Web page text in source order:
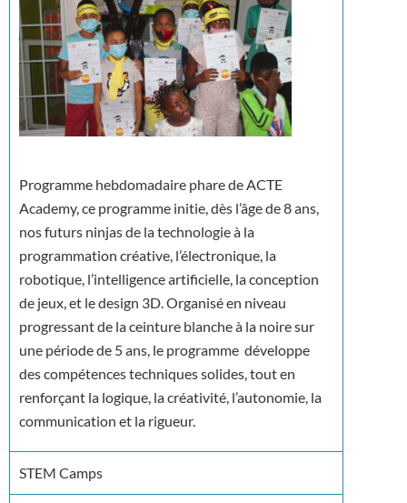
Programme hebdomadaire phare de ACTE
Academy, ce programme initie, dès l’âge de 8 ans,
nos futurs ninjas de la technologie à la
programmation créative, l’électronique, la
robotique, l’intelligence artificielle, la conception
de jeux, et le design 3D. Organisé en niveau
progressant de la ceinture blanche à la noire sur
une période de 5 ans, le programme développe
des compétences techniques solides, tout en
renforçant la logique, la créativité, l’autonomie, la
communication et la rigueur.
STEM Camps